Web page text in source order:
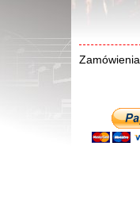
Zamówienia